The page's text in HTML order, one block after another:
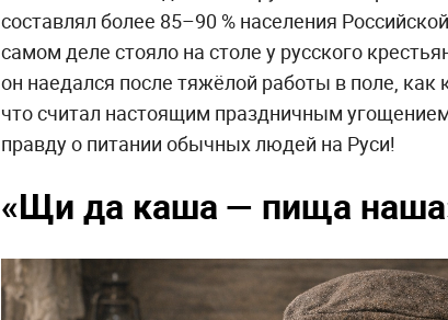
составлял более 85–90 % населения
самом деле стояло на столе у русского
он наедался после тяжёлой работы в поле,
что считал настоящим праздничным
правду о питании обычных людей на Руси!
«Щи да каша — пища